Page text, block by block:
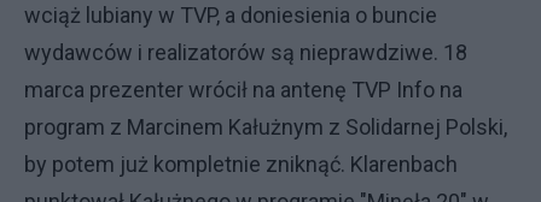
wciąż lubiany w TVP, a doniesienia o buncie
wydawców i realizatorów są nieprawdziwe. 18
marca prezenter wrócił na antenę TVP Info na
program z Marcinem Kałużnym z Solidarnej Polski,
by potem już kompletnie zniknąć. Klarenbach